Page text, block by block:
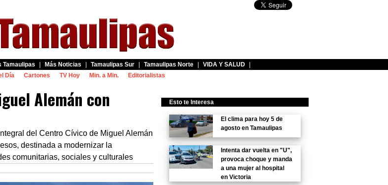
Tamaulipas Más Noticias Tamaulipas Sur Tamaulipas Norte VIDA Y SALUD
Día Cartones TV Hoy Min. a Min. Editorialistas
Alemán con
del Centro Cívico de Miguel Alemán
destinada a modernizar la
comunitarias, sociales y culturales
Esto te Interesa
El clima para hoy 5 de
agosto en Tamaulipas
Intenta dar vuelta en "U",
provoca choque y manda
a una mujer al hospital
en Victoria